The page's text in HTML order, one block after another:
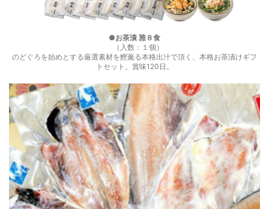
●お茶漬 雅８食
（入数：１個）
のどぐろを始めとする厳選素材を鰹薫る本格出汁で頂く、本格お茶漬けギフ
トセット。賞味120日。